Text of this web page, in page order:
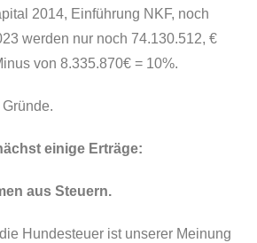
2014, Einführung NKF, noch
werden nur noch 74.130.512, €
von 8.335.870€ = 10%.
einige Erträge:
aus Steuern.
Hundesteuer ist unserer Meinung